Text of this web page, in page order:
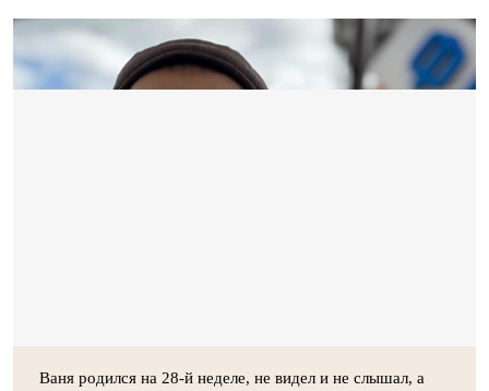
Ваня родился на 28-й неделе, не видел и не слышал, а